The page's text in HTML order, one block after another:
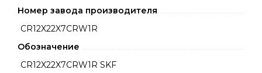
Номер завода производителя
CR12X22X7CRW1R
Обозначение
CR12X22X7CRW1R SKF